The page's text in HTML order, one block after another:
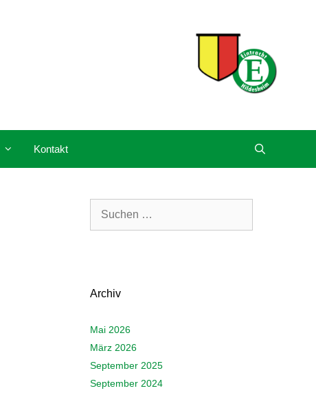
Kontakt
nach:
Archiv
Mai 2026
März 2026
September 2025
September 2024